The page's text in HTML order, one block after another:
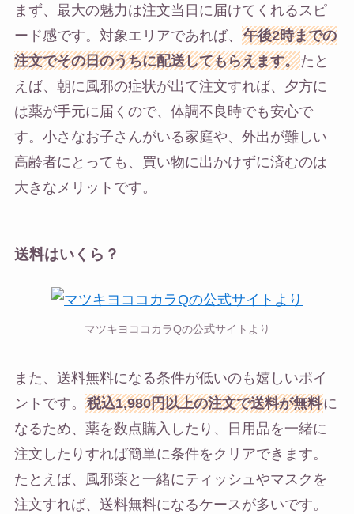
まず、最大の魅力は注文当日に届けてくれるスピ
ード感です。対象エリアであれば、 午後2時までの
注文でその日のうちに配送してもらえます。たと
えば、朝に風邪の症状が出て注文すれば、夕方に
は薬が手元に届くので、体調不良時でも安心で
す。小さなお子さんがいる家庭や、外出が難しい
高齢者にとっても、買い物に出かけずに済むのは
大きなメリットです。
送料はいくら？
マツキヨココカラQの公式サイトより
また、送料無料になる条件が低いのも嬉しいポイ
ントです。 税込1,980円以上の注文で送料が無料に
なるため、薬を数点購入したり、日用品を一緒に
注文したりすれば簡単に条件をクリアできます。
たとえば、風邪薬と一緒にティッシュやマスクを
注文すれば、送料無料になるケースが多いです。